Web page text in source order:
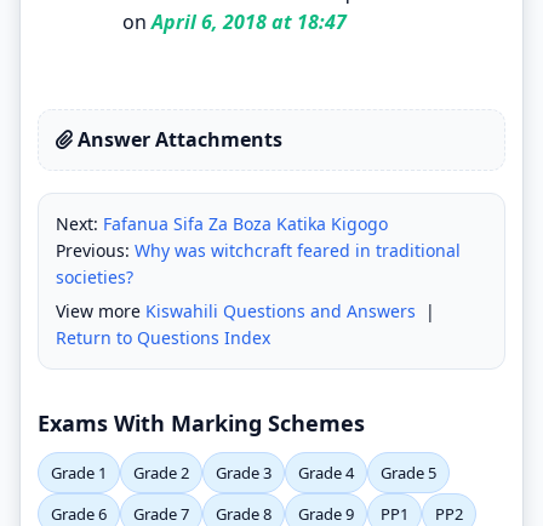
onApril 6, 2018 at 18:47
Answer Attachments
Next: Fafanua Sifa Za Boza Katika Kigogo
Previous: Why was witchcraft feared in traditional
societies?
View more Kiswahili Questions and Answers |
Return to Questions Index
Exams With Marking Schemes
Grade 1 Grade 2 Grade 3 Grade 4
Grade 5
Grade 6
Grade 7 Grade 8 Grade 9 PP1
PP2